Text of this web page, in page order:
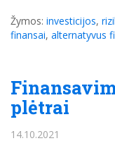
Žymos: investicijos,
finansai, alternatyvus
plėtrai
14.10.2021